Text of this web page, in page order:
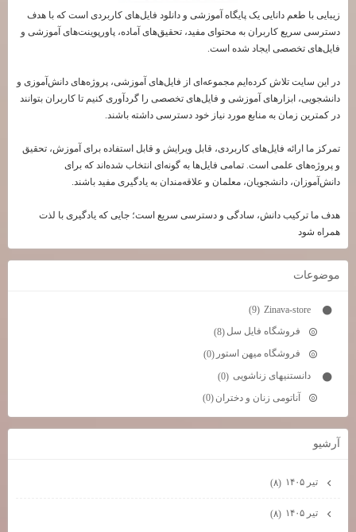
زیبایی با طعم دانایی یک پایگاه آموزشی و دانلود فایل‌های کاربردی است که با هدف
دسترسی سریع کاربران به محتوای مفید، تحقیق‌های آماده، پاورپوینت‌های آموزشی و
فایل‌های تخصصی ایجاد شده است.
در این سایت تلاش کرده‌ایم مجموعه‌ای از فایل‌های آموزشی، پروژه‌های دانش‌آموزی و
دانشجویی، ابزارهای آموزشی و فایل‌های تخصصی را گردآوری کنیم تا کاربران بتوانند
در کمترین زمان به منابع مورد نیاز خود دسترسی داشته باشند.
تمرکز ما ارائه فایل‌های کاربردی، قابل ویرایش و قابل استفاده برای آموزش، تحقیق
و پروژه‌های علمی است. تمامی فایل‌ها به گونه‌ای انتخاب شده‌اند که برای
دانش‌آموزان، دانشجویان، معلمان و علاقه‌مندان به یادگیری مفید باشند.
هدف ما ترکیب دانش، سادگی و دسترسی سریع است؛ جایی که یادگیری با لذت
همراه شود
موضوعات
(9)
فروشگاه فایل سل (8)
فروشگاه میهن استور (0)
دانستنیهای زناشویی (0)
آناتومی زنان و دختران (0)
آرشيو
تیر ۱۴۰۵ (۸)
تیر ۱۴۰۵ (۸)